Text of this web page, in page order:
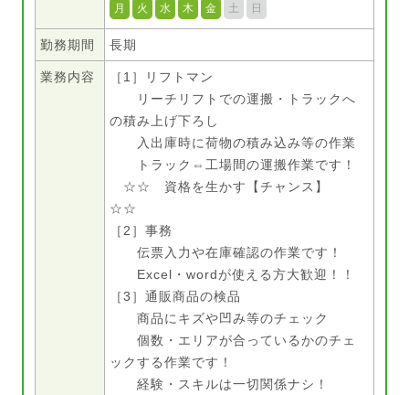
月 火 水 木 金 土 日
勤務期間 長期
業務内容
［1］リフトマン
リーチリフトでの運搬・トラックへ
の積み上げ下ろし
入出庫時に荷物の積み込み等の作業
トラック⇔工場間の運搬作業です！
☆☆ 資格を生かす【チャンス】
☆☆
［2］事務
伝票入力や在庫確認の作業です！
Excel・wordが使える方大歓迎！！
［3］通販商品の検品
商品にキズや凹み等のチェック
個数・エリアが合っているかのチェ
ックする作業です！
経験・スキルは一切関係ナシ！